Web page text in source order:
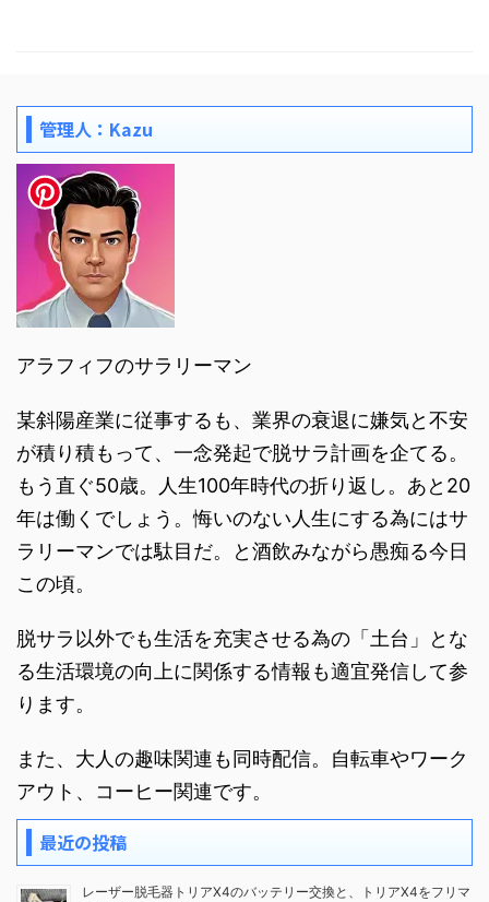
管理人：Kazu
アラフィフのサラリーマン
某斜陽産業に従事するも、業界の衰退に嫌気と不安
が積り積もって、一念発起で脱サラ計画を企てる。
もう直ぐ50歳。人生100年時代の折り返し。あと20
年は働くでしょう。悔いのない人生にする為にはサ
ラリーマンでは駄目だ。と酒飲みながら愚痴る今日
この頃。
脱サラ以外でも生活を充実させる為の「土台」とな
る生活環境の向上に関係する情報も適宜発信して参
ります。
また、大人の趣味関連も同時配信。自転車やワーク
アウト、コーヒー関連です。
最近の投稿
レーザー脱毛器トリアX4のバッテリー交換と、トリアX4をフリマ